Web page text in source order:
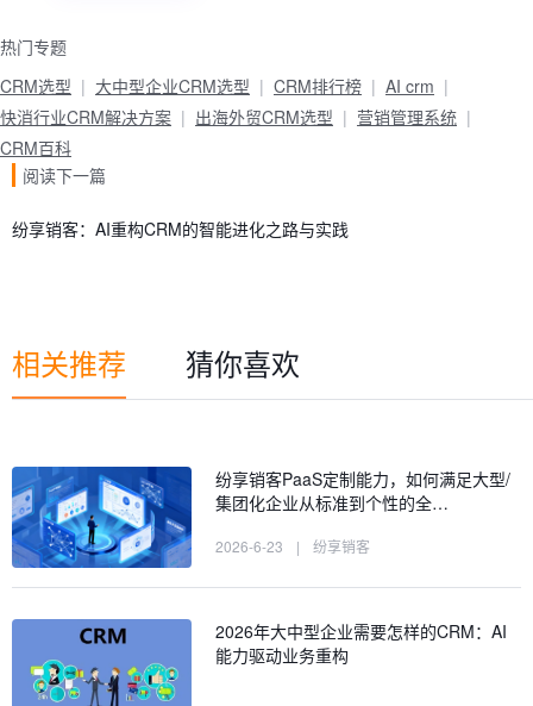
热门专题
CRM选型
大中型企业CRM选型 CRM排行榜
AI crm
快消行业CRM解决方案
出海外贸CRM选型
营销管理系统
CRM百科
阅读下一篇
纷享销客：AI重构CRM的智能进化之路与实践
相关推荐 猜你喜欢
纷享销客PaaS定制能力，如何满足大型/
集团化企业从标准到个性的全…
2026-6-23 | 纷享销客
2026年大中型企业需要怎样的CRM：AI
能力驱动业务重构